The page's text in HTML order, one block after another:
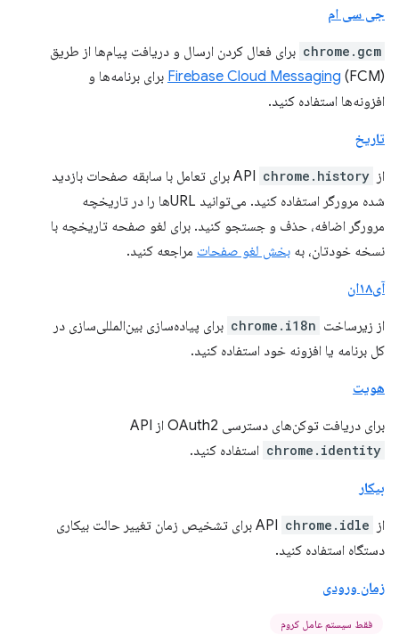
جی سی ام
chrome.gcm برای فعال کردن ارسال و دریافت پیام‌ها از طریق
Firebase Cloud Messaging (FCM) برای برنامه‌ها و
افزونه‌ها استفاده کنید.
تاریخ
از API chrome.history
برای تعامل با سابقه صفحات بازدید
شده مرورگر استفاده کنید. می‌توانید URLها را در تاریخچه
مرورگر اضافه، حذف و جستجو کنید. برای لغو صفحه تاریخچه با
نسخه خودتان، به بخش لغو صفحات مراجعه کنید.
آی۱۸ان
از زیرساخت chrome.i18n برای پیاده‌سازی بین‌المللی‌سازی در
کل برنامه یا افزونه خود استفاده کنید.
هویت
برای دریافت توکن‌های دسترسی OAuth2 از API
chrome.identity استفاده کنید.
بیکار
از API chrome.idle
برای تشخیص زمان تغییر حالت بیکاری
دستگاه استفاده کنید.
زمان ورودی
فقط سیستم عامل کروم